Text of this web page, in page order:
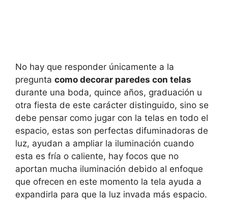
No hay que responder únicamente a la
pregunta como decorar paredes con telas
durante una boda, quince años, graduación u
otra fiesta de este carácter distinguido, sino se
debe pensar como jugar con la telas en todo el
espacio, estas son perfectas difuminadoras de
luz, ayudan a ampliar la iluminación cuando
esta es fría o caliente, hay focos que no
aportan mucha iluminación debido al enfoque
que ofrecen en este momento la tela ayuda a
expandirla para que la luz invada más espacio.